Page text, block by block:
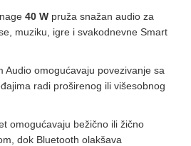
40 W pruža snažan audio za
muziku, igre i svakodnevne Smart
Audio omogućavaju povezivanje sa
radi proširenog ili višesobnog
omogućavaju bežično ili žično
dok Bluetooth olakšava